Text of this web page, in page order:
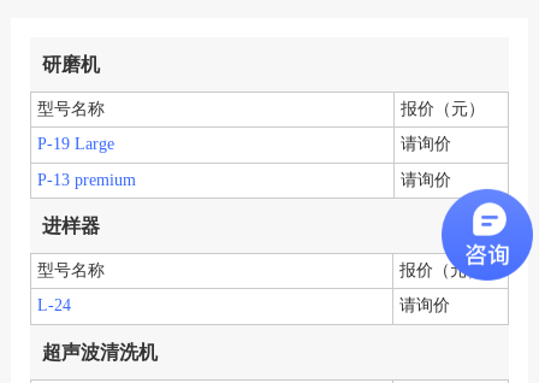
研磨机
型号名称
报价（元）
P-19 Large
请询价
P-13 premium
请询价
进样器
型号名称
报价（元）
L-24
请询价
超声波清洗机